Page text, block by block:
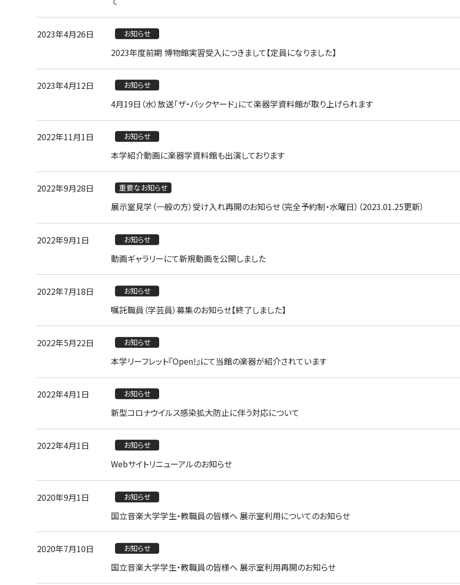
2023年4月26日 お知らせ
2023年度前期 博物館実習受入につきまして【定員になりました】
2023年4月12日 お知らせ
4月19日（水）放送「ザ・バックヤード」にて楽器学資料館が取り上げられます
2022年11月1日 お知らせ
本学紹介動画に楽器学資料館も出演しております
2022年9月28日 重要なお知らせ
展示室見学（一般の方）受け入れ再開のお知らせ（完全予約制・水曜日）（2023.01.25更新）
2022年9月1日 お知らせ
動画ギャラリーにて新規動画を公開しました
2022年7月18日 お知らせ
嘱託職員（学芸員）募集のお知らせ【終了しました】
2022年5月22日 お知らせ
本学リーフレット『Open!』にて当館の楽器が紹介されています
2022年4月1日 お知らせ
新型コロナウイルス感染拡大防止に伴う対応について
2022年4月1日 お知らせ
Webサイトリニューアルのお知らせ
2020年9月1日 お知らせ
国立音楽大学学生・教職員の皆様へ 展示室利用についてのお知らせ
2020年7月10日 お知らせ
国立音楽大学学生・教職員の皆様へ 展示室利用再開のお知らせ